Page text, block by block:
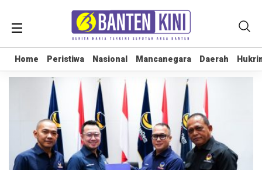
Home Peristiwa Nasional Mancanegara Daerah
Home Peristiwa Nasional Mancanegara Daerah